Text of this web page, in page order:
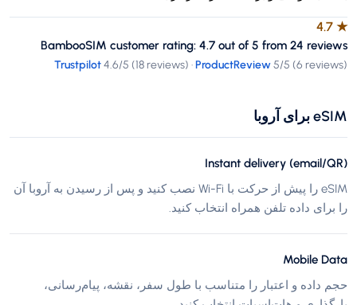
★
4.7
BambooSIM customer rating: 4.7 out of 5 from 24 reviews
Trustpilot4.6/5 (18 reviews) ·ProductReview5/5 (6 reviews)
eSIM برای آروبا
Instant delivery (email/QR)
eSIM را پیش از حرکت با Wi-Fi نصب کنید و پس از رسیدن به آروبا آن
را برای داده تلفن همراه انتخاب کنید.
Mobile Data
حجم داده و اعتبار را متناسب با طول سفر، نقشه، پیام‌رسانی،